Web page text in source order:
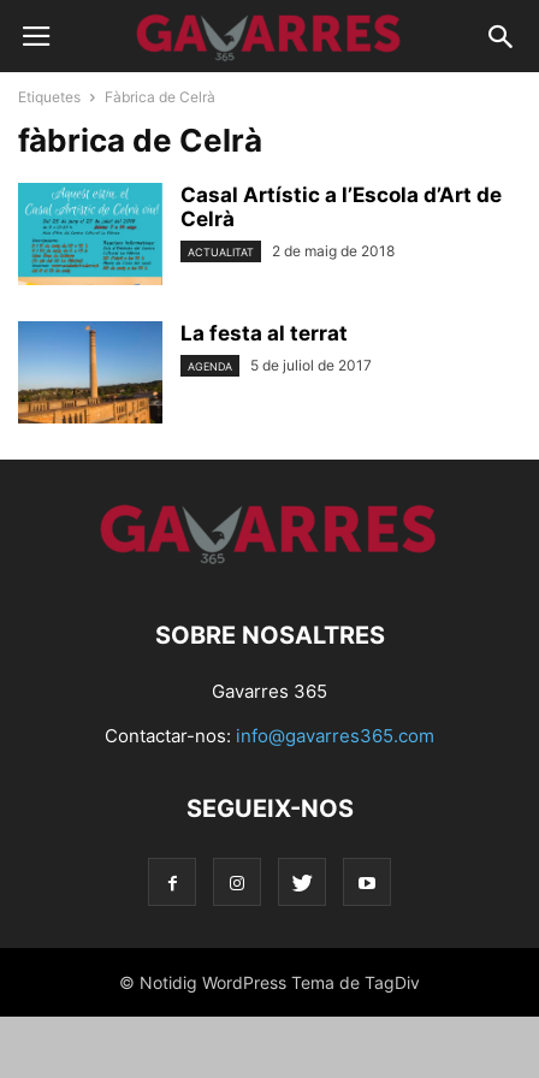
Etiquetes Fàbrica de Celrà
fàbrica de Celrà
Casal Artístic a l’Escola d’Art de
Celrà
ACTUALITAT 2 de maig de 2018
La festa al terrat
AGENDA 5 de juliol de 2017
SOBRE NOSALTRES
Gavarres 365
Contactar-nos: info@gavarres365.com
SEGUEIX-NOS
© Notidig WordPress Tema de TagDiv